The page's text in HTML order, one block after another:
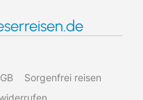
Sorgenfrei reisen